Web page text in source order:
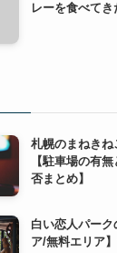
レーを食べてき
札幌のまねきね
【駐車場の有
否まとめ】
白い恋人パーク
ア/無料エリア